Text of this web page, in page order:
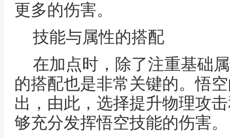
更多的伤害。
技能与属性的搭配
在加点时，除了注重基础
的搭配也是非常关键的。悟
出，由此，选择提升物理攻
够充分发挥悟空技能的伤害。